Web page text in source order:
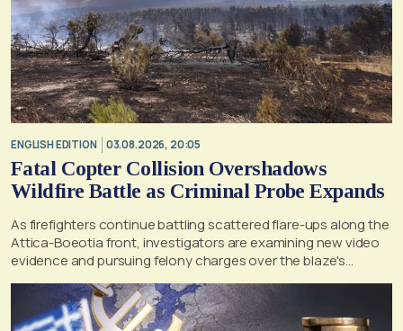
ENGLISH EDITION 03.08.2026, 20:05
Fatal Copter Collision Overshadows
Wildfire Battle as Criminal Probe Expands
As firefighters continue battling scattered flare-ups along the
Attica-Boeotia front, investigators are examining new video
evidence and pursuing felony charges over the blaze's